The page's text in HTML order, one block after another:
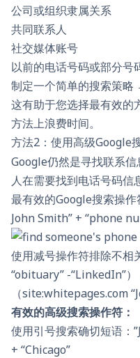
公司或组织隶属关系
共同联系人
社交媒体账号
以前的电话号码或部分号
制定一个简单的搜索策略
这有助于您选择最有效的
方法上浪费时间。
方法2：使用高级Google
Google仍然是寻找联系
人在需要找到电话号码信
最有效的Google搜索操
John Smith” + “phone
使用减号操作符排除不相
“obituary” -“LinkedIn”
（site:whitepages.com
有效的高级搜索操作符：
使用引号搜索确切短语：
+ “Chicago”